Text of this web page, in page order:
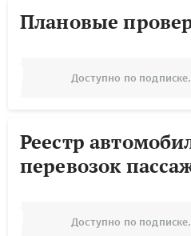
Плановые
Доступно по подписке.
Реестр
перевозок
Доступно по подписке.